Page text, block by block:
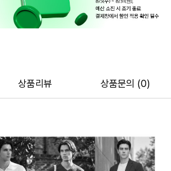
상품리뷰 상품문의 (0)